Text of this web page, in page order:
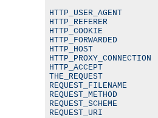
HTTP_USER_AGENT
HTTP_REFERER
HTTP_COOKIE
HTTP_FORWARDED
HTTP_HOST
HTTP_ACCEPT
THE_REQUEST
REQUEST_FILENAME
REQUEST_METHOD
REQUEST_SCHEME
REQUEST_URI